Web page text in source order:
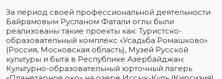
За период своей профессиональной деятельности
Байрамовым Русланом Фатали оглы были
реализованы такие проекты как: Туристско-
образовательный комплекс «Усадьба Ромашково»
(Россия, Московская область), Музей Русской
культуры и быта в Республике Азербайджан;
Культурно-образовательный юрточный лагерь